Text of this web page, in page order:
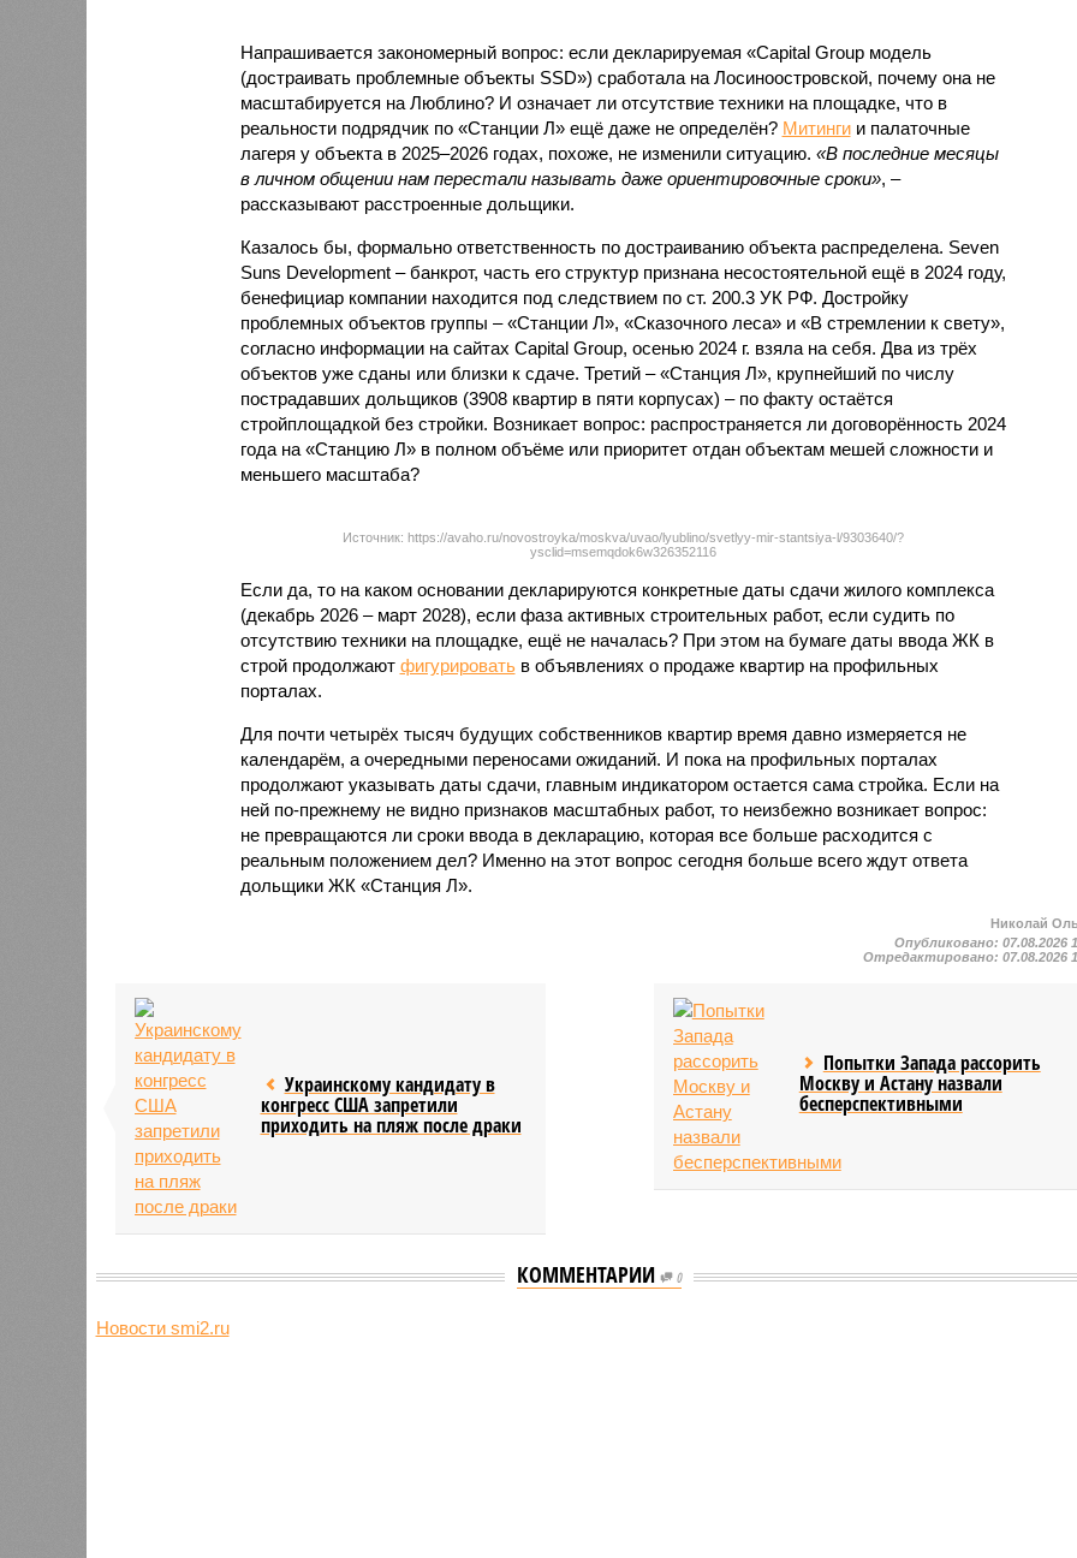
Напрашивается закономерный вопрос: если декларируемая «Capital Group модель
(достраивать проблемные объекты SSD») сработала на Лосиноостровской, почему она не
масштабируется на Люблино? И означает ли отсутствие техники на площадке, что в
реальности подрядчик по «Станции Л» ещё даже не определён? Митингии палаточные
лагеря у объекта в 2025–2026 годах, похоже, не изменили ситуацию. «В последние месяцы
в личном общении нам перестали называть даже ориентировочные сроки», –
рассказывают расстроенные дольщики.
Казалось бы, формально ответственность по достраиванию объекта распределена. Seven
Suns Development – банкрот, часть его структур признана несостоятельной ещё в 2024 году,
бенефициар компании находится под следствием по ст. 200.3 УК РФ. Достройку
проблемных объектов группы – «Станции Л», «Сказочного леса» и «В стремлении к свету»,
согласно информации на сайтах Capital Group, осенью 2024 г. взяла на себя. Два из трёх
объектов уже сданы или близки к сдаче. Третий – «Станция Л», крупнейший по числу
пострадавших дольщиков (3908 квартир в пяти корпусах) – по факту остаётся
стройплощадкой без стройки. Возникает вопрос: распространяется ли договорённость 2024
года на «Станцию Л» в полном объёме или приоритет отдан объектам мешей сложности и
меньшего масштаба?
Источник: https://avaho.ru/novostroyka/moskva/uvao/lyublino/svetlyy-mir-stantsiya-l/9303640/?
ysclid=msemqdok6w326352116
Если да, то на каком основании декларируются конкретные даты сдачи жилого комплекса
(декабрь 2026 – март 2028), если фаза активных строительных работ, если судить по
отсутствию техники на площадке, ещё не началась? При этом на бумаге даты ввода ЖК в
строй продолжают фигурироватьв объявлениях о продаже квартир на профильных
порталах.
Для почти четырёх тысяч будущих собственников квартир время давно измеряется не
календарём, а очередными переносами ожиданий. И пока на профильных порталах
продолжают указывать даты сдачи, главным индикатором остается сама стройка. Если на
ней по-прежнему не видно признаков масштабных работ, то неизбежно возникает вопрос:
не превращаются ли сроки ввода в декларацию, которая все больше расходится с
реальным положением дел? Именно на этот вопрос сегодня больше всего ждут ответа
дольщики ЖК «Станция Л».
Николай
Опубликовано:07.08.2026
Отредактировано:07.08.2026
Украинскому кандидату в
конгресс США запретили
приходить на пляж после драки
Попытки Запада рассорить
Москву и Астану назвали
бесперспективными
КОММЕНТАРИИ 0
Новости smi2.ru